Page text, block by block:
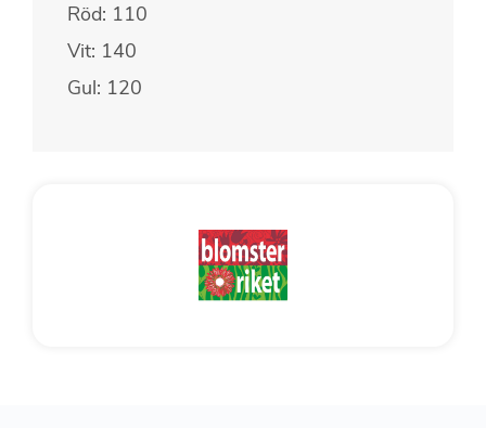
Röd: 110
Vit: 140
Gul: 120